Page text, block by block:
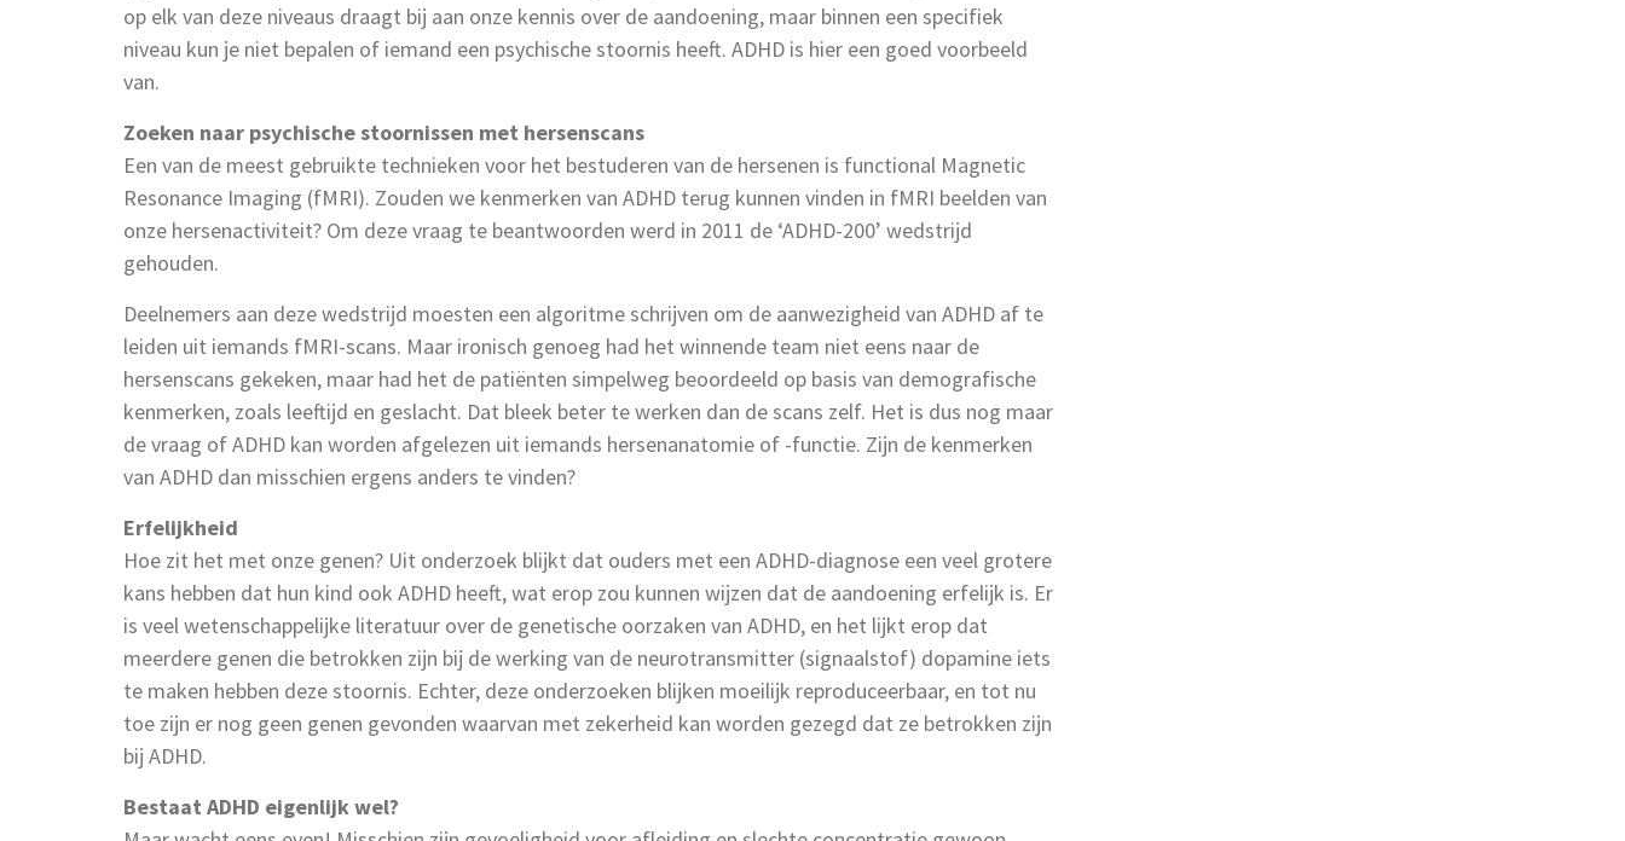
op elk van deze niveaus draagt bij aan onze kennis over de aandoening, maar binnen een specifiek
niveau kun je niet bepalen of iemand een psychische stoornis heeft. ADHD is hier een goed voorbeeld
van.
Zoeken naar psychische stoornissen met hersenscans
Een van de meest gebruikte technieken voor het bestuderen van de hersenen is functional Magnetic
Resonance Imaging (fMRI). Zouden we kenmerken van ADHD terug kunnen vinden in fMRI beelden van
onze hersenactiviteit? Om deze vraag te beantwoorden werd in 2011 de ‘ADHD-200’ wedstrijd
gehouden.
Deelnemers aan deze wedstrijd moesten een algoritme schrijven om de aanwezigheid van ADHD af te
leiden uit iemands fMRI-scans. Maar ironisch genoeg had het winnende team niet eens naar de
hersenscans gekeken, maar had het de patiënten simpelweg beoordeeld op basis van demografische
kenmerken, zoals leeftijd en geslacht. Dat bleek beter te werken dan de scans zelf. Het is dus nog maar
de vraag of ADHD kan worden afgelezen uit iemands hersenanatomie of -functie. Zijn de kenmerken
van ADHD dan misschien ergens anders te vinden?
Erfelijkheid
Hoe zit het met onze genen? Uit onderzoek blijkt dat ouders met een ADHD-diagnose een veel grotere
kans hebben dat hun kind ook ADHD heeft, wat erop zou kunnen wijzen dat de aandoening erfelijk is. Er
is veel wetenschappelijke literatuur over de genetische oorzaken van ADHD, en het lijkt erop dat
meerdere genen die betrokken zijn bij de werking van de neurotransmitter (signaalstof) dopamine iets
te maken hebben deze stoornis. Echter, deze onderzoeken blijken moeilijk reproduceerbaar, en tot nu
toe zijn er nog geen genen gevonden waarvan met zekerheid kan worden gezegd dat ze betrokken zijn
bij ADHD.
Bestaat ADHD eigenlijk wel?